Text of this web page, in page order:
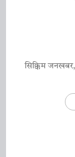
सिक्किम जनखबर,